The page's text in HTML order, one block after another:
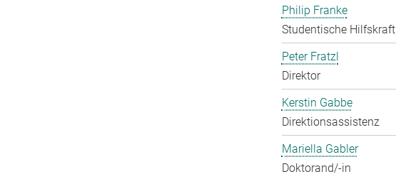
Philip Franke
Studentische Hilfskraft
Peter Fratzl
Direktor
Kerstin Gabbe
Direktionsassistenz
Mariella Gabler
Doktorand/-in